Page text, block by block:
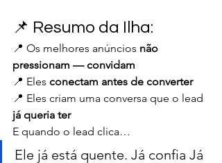
📌 Resumo da Ilha:
📍 Os melhores anúncios não
pressionam — convidam
📍 Eles conectam antes de converter
📍 Eles criam uma conversa que o lead
já queria ter
E quando o lead clica…
Ele já está quente. Já confia Já